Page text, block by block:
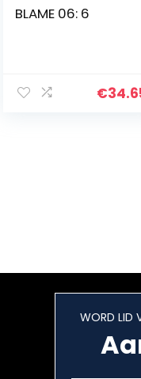
BLAME 06: 6
€
WORD LID